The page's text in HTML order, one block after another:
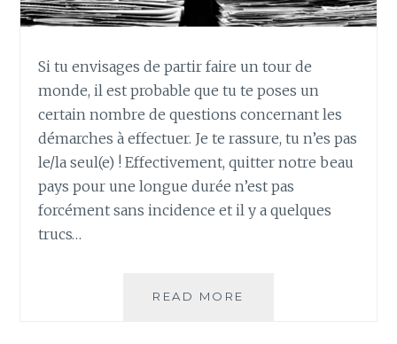
Si tu envisages de partir faire un tour de
monde, il est probable que tu te poses un
certain nombre de questions concernant les
démarches à effectuer. Je te rassure, tu n’es pas
le/la seul(e) ! Effectivement, quitter notre beau
pays pour une longue durée n’est pas
forcément sans incidence et il y a quelques
trucs…
READ MORE